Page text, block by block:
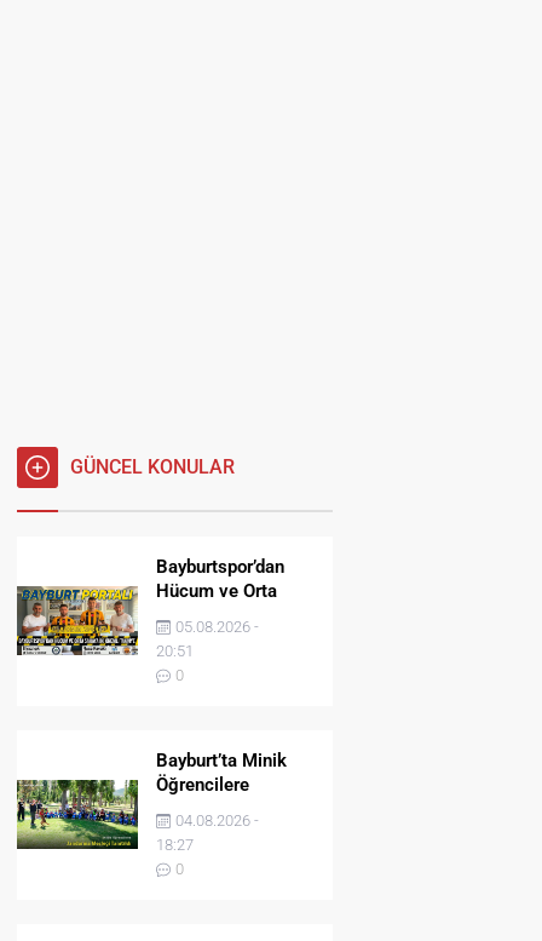
GÜNCEL KONULAR
Bayburtspor’dan
Hücum ve Orta
Sahaya İki Önemli
Takviye
05.08.2026 -
20:51
0
Bayburt’ta Minik
Öğrencilere
Jandarma Mesleği
Tanıtıldı
04.08.2026 -
18:27
0